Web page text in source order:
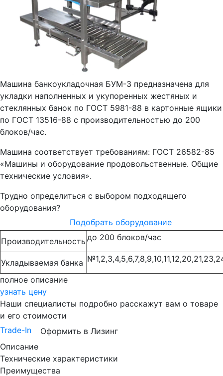
Машина банкоукладочная БУМ-3 предназначена для
укладки наполненных и укупоренных жестяных и
стеклянных банок по ГОСТ 5981-88 в картонные ящики
по ГОСТ 13516-88 с производительностью до 200
блоков/час.
Машина соответствует требованиям: ГОСТ 26582-85
«Машины и оборудование продовольственные. Общие
технические условия».
Трудно определиться с выбором подходящего
оборудования?
Подобрать оборудование
Производительность до 200 блоков/час
Укладываемая банка
полное описание
узнать цену
Наши специалисты подробно расскажут вам о товаре
и его стоимости
Trade-In
Оформить в Лизинг
Описание
Технические характеристики
Преимущества